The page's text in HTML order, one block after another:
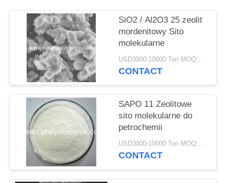
SiO2 / Al2O3 25 zeolit ​​
mordenitowy Sito
molekularne
USD3000-10000 Ton MOQ:1 KG
CONTACT
SAPO 11 Zeolitowe
sito molekularne do
petrochemii
USD3000-10000 Ton MOQ:1 KG
CONTACT